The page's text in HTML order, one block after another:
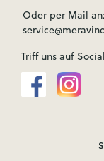
Oder per Mail an:
Triff uns auf